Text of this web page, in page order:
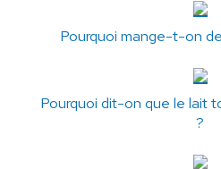
Pourquoi mange-t-on
Pourquoi dit-on que le lait
?